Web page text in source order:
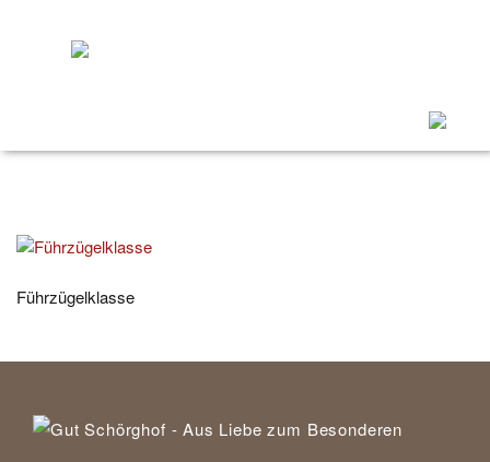
Menü
Führzügelklasse